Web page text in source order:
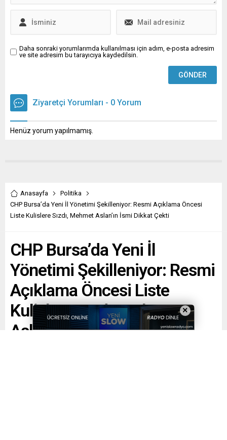
hastalığa sahip kişiler,...
Daha sonraki yorumlarımda kullanılması için adım, e-posta adresim
ve site adresim bu tarayıcıya kaydedilsin.
Ziyaretçi Yorumları - 0 Yorum
Henüz yorum yapılmamış.
Anasayfa
Politika
CHP Bursa’da Yeni İl Yönetimi Şekilleniyor: Resmi Açıklama Öncesi
Liste Kulislere Sızdı, Mehmet Aslan’ın İsmi Dikkat Çekti
CHP Bursa’da Yeni İl
Yönetimi Şekilleniyor: Resmi
Açıklama Öncesi Liste
Kulislere Sızdı, Mehmet
Aslan’ın İsmi Dikkat Çekti
×